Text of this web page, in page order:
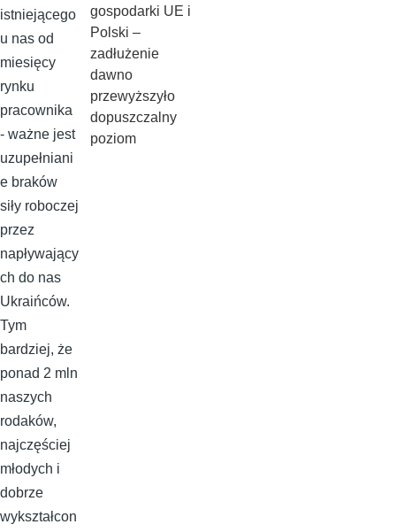
istniejącego
u nas od
miesięcy
rynku
pracownika
- ważne jest
uzupełniani
e braków
siły roboczej
przez
napływający
ch do nas
Ukraińców.
Tym
bardziej, że
ponad 2 mln
naszych
rodaków,
najczęściej
młodych i
dobrze
wykształcon
gospodarki UE i
Polski –
zadłużenie
dawno
przewyższyło
dopuszczalny
poziom